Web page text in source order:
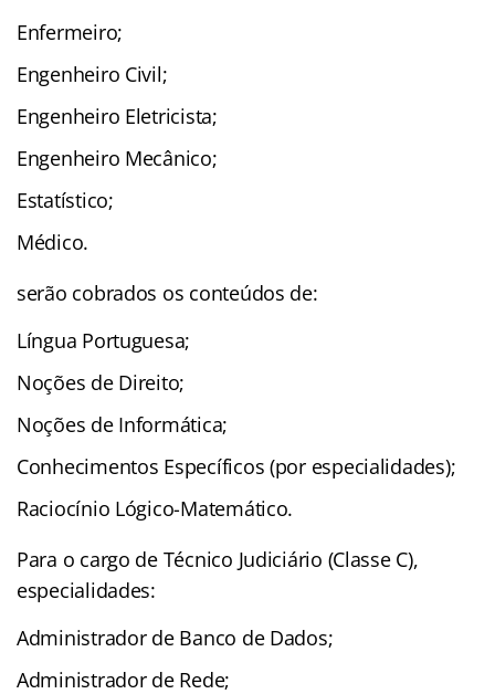
Enfermeiro;
Engenheiro Civil;
Engenheiro Eletricista;
Engenheiro Mecânico;
Estatístico;
Médico.
serão cobrados os conteúdos de:
Língua Portuguesa;
Noções de Direito;
Noções de Informática;
Conhecimentos Específicos (por especialidades);
Raciocínio Lógico-Matemático.
Para o cargo de Técnico Judiciário (Classe C),
especialidades:
Administrador de Banco de Dados;
Administrador de Rede;